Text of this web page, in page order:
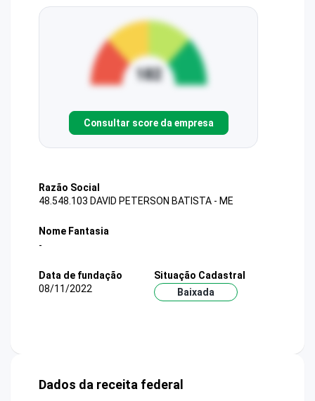
Consultar score da empresa
Razão Social
48.548.103 DAVID PETERSON BATISTA - ME
Nome Fantasia
-
Data de fundação
08/11/2022
Situação Cadastral
Baixada
Dados da receita federal